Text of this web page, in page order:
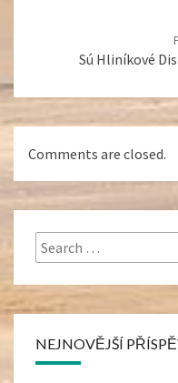
Sú Hliníkové
Comments are closed.
Search
for:
NEJNOVĚJŠÍ